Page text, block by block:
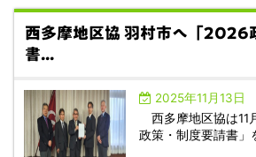
西多摩地区協 羽村市へ「2026
書...
2025年11月13日
西多摩地区協は11
政策・制度要請書」